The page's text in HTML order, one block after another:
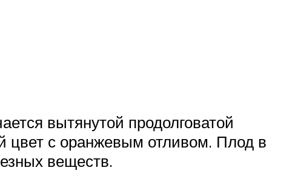
вытянутой продолговатой
с оранжевым отливом. Плод в
веществ.